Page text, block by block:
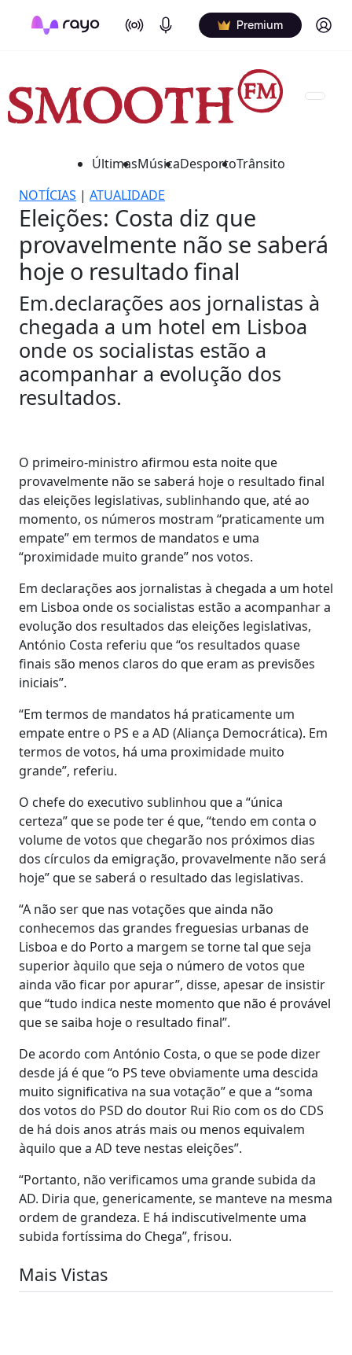
On Air Podcasts Premium Log in
ÚltimasMúsicaDesportoTrânsito
NOTÍCIAS | ATUALIDADE
Eleições: Costa diz que
provavelmente não se saberá
hoje o resultado final
Em.declarações aos jornalistas à
chegada a um hotel em Lisboa
onde os socialistas estão a
acompanhar a evolução dos
resultados.
O primeiro-ministro afirmou esta noite que
provavelmente não se saberá hoje o resultado final
das eleições legislativas, sublinhando que, até ao
momento, os números mostram “praticamente um
empate” em termos de mandatos e uma
“proximidade muito grande” nos votos.
Em declarações aos jornalistas à chegada a um hotel
em Lisboa onde os socialistas estão a acompanhar a
evolução dos resultados das eleições legislativas,
António Costa referiu que “os resultados quase
finais são menos claros do que eram as previsões
iniciais”.
“Em termos de mandatos há praticamente um
empate entre o PS e a AD (Aliança Democrática). Em
termos de votos, há uma proximidade muito
grande”, referiu.
O chefe do executivo sublinhou que a “única
certeza” que se pode ter é que, “tendo em conta o
volume de votos que chegarão nos próximos dias
dos círculos da emigração, provavelmente não será
hoje” que se saberá o resultado das legislativas.
“A não ser que nas votações que ainda não
conhecemos das grandes freguesias urbanas de
Lisboa e do Porto a margem se torne tal que seja
superior àquilo que seja o número de votos que
ainda vão ficar por apurar”, disse, apesar de insistir
que “tudo indica neste momento que não é provável
que se saiba hoje o resultado final”.
De acordo com António Costa, o que se pode dizer
desde já é que “o PS teve obviamente uma descida
muito significativa na sua votação” e que a “soma
dos votos do PSD do doutor Rui Rio com os do CDS
de há dois anos atrás mais ou menos equivalem
àquilo que a AD teve nestas eleições”.
“Portanto, não verificamos uma grande subida da
AD. Diria que, genericamente, se manteve na mesma
ordem de grandeza. E há indiscutivelmente uma
subida fortíssima do Chega”, frisou.
Mais Vistas